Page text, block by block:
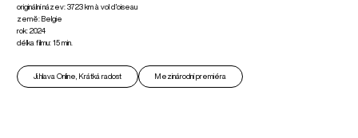
originální název: 3723 km à vol d'oiseau
země: Belgie
rok: 2024
délka filmu: 15 min.
Ji.hlava Online, Krátká radost Mezinárodní premiéra